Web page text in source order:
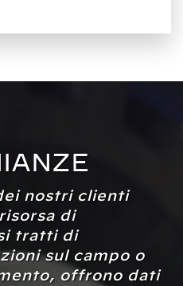
nostri clienti
di
tratti di
sul campo o
offrono dati